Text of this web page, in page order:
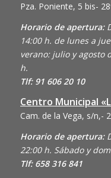
Pza. Poniente, 5 bis-
Horario de apertura:
14:00 h. de lunes a
verano: julio y agosto
h.
Tlf: 91 606 20 10
Centro Municipal
Cam. de la Vega, s/n,-
Horario de apertura:
22:00 h. Sábado y
Tlf: 658 316 841